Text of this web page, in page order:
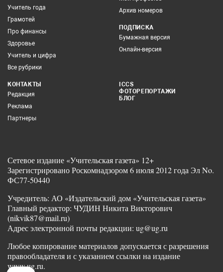
Учитель года
Грамотей
Про финансы
Здоровье
Учитель и цифра
Все рубрики
Архив номеров
ПОДПИСКА
Бумажная версия
Онлайн-версия
КОНТАКТЫ
Редакция
Реклама
Партнеры
ICCS
ФОТОРЕПОРТАЖИ
БЛОГ
Сетевое издание «Учительская газета» 12+
Зарегистрировано Роскомнадзором 6 июля 2012 года Эл No.
ФС77-50440
Учредитель: АО «Издательский дом «Учительская газета»
Главный редактор: ЧУДИН Никита Викторович
(nikvik87@mail.ru)
Адрес электронной почты редакции: ug@ug.ru
Любое копирование материалов допускается с разрешения
правообладателя и с указанием ссылки на издание
www.ug.ru.